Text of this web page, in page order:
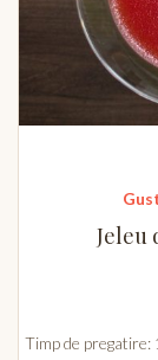
Jeleu
Timp de